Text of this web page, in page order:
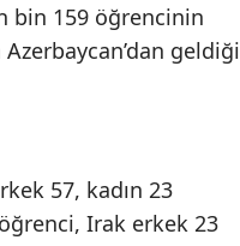
Hatay
İstanbul
İzmir
bin 159 öğrencinin
geldiği
57, kadın 23
Irak erkek 23